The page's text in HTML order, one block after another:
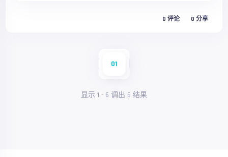
0 评论 0 分享
01
显示 1 - 6 调出 6 结果